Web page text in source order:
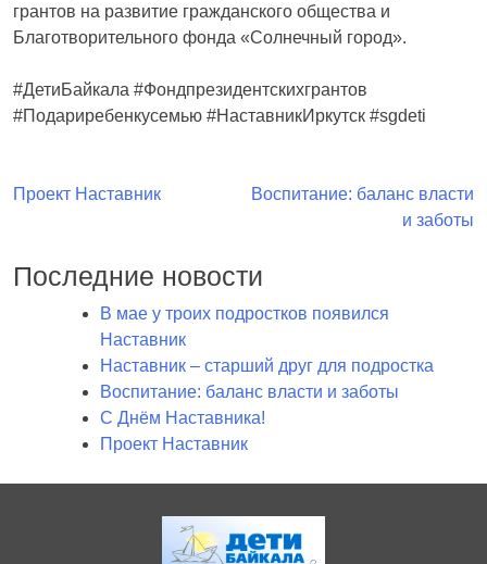
грантов на развитие гражданского общества и
Благотворительного фонда «Солнечный город».
#ДетиБайкала #Фондпрезидентскихгрантов
#Подариребенкусемью #НаставникИркутск #sgdeti
Навигация
записям
Проект Наставник
Воспитание: баланс власти
и заботы
Последние новости
В мае у троих подростков появился
Наставник
Наставник – старший друг для подростка
Воспитание: баланс власти и заботы
С Днём Наставника!
Проект Наставник